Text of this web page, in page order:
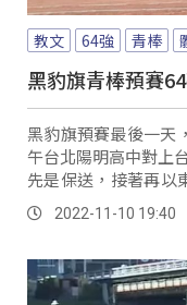
教文 64強 青棒
黑豹旗青棒預賽
黑豹旗預賽最後一天
午台北陽明高中對上
先是保送，接著再以
著，盜進了二壘，再
山外野失誤，讓陽明
2022-11-10 19:40